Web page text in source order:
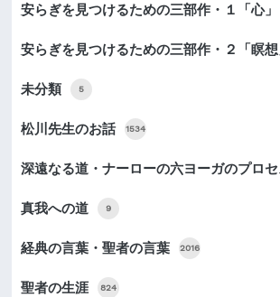
安らぎを見つけるための三部作・１「心」
安らぎを見つけるための三部作・２「瞑想
未分類 5
松川先生のお話 1534
深遠なる道・ナーローの六ヨーガのプロ
真我への道 9
経典の言葉・聖者の言葉 2016
聖者の生涯 824